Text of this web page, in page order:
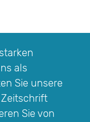
als
Sie unsere
Sie von